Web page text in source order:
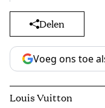
Delen
Voeg ons toe
Louis Vuitton